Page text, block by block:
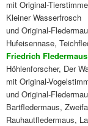
mit Original-
Kleiner Wasserfrosch
und Original-
Hufeisennase,
Friedrich
Höhlenforscher, Der
mit Original-
und Original-
Bartfledermaus,
Rauhautfledermaus,